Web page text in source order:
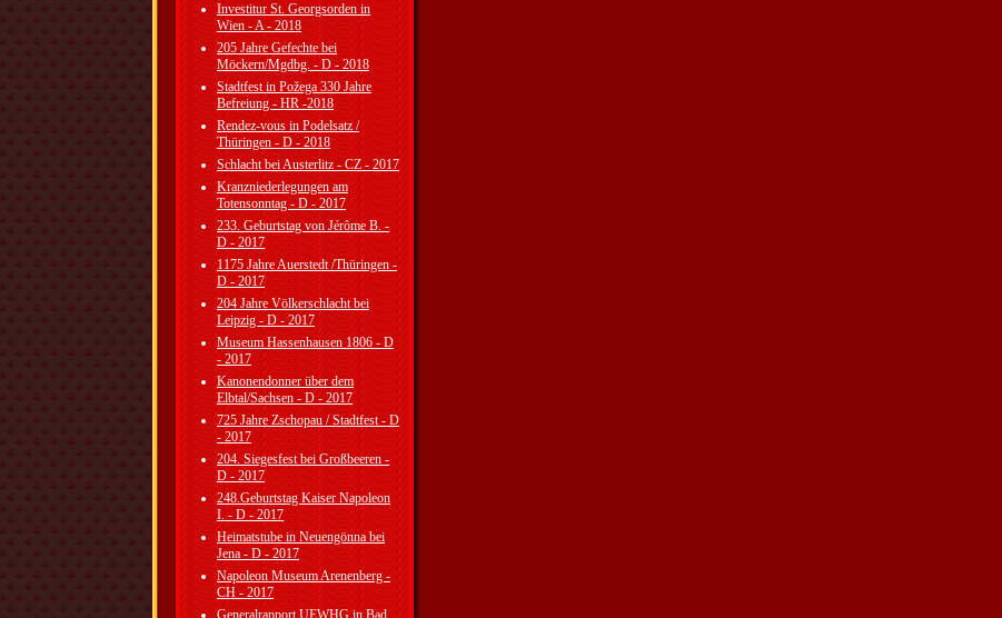
Investitur St. Georgsorden in
Wien - A - 2018
205 Jahre Gefechte bei
Möckern/Mgdbg. - D - 2018
Stadtfest in Požega 330 Jahre
Befreiung - HR -2018
Rendez-vous in Podelsatz /
Thüringen - D - 2018
Schlacht bei Austerlitz - CZ - 2017
Kranzniederlegungen am
Totensonntag - D - 2017
233. Geburtstag von Jérôme B. -
D - 2017
1175 Jahre Auerstedt /Thüringen -
D - 2017
204 Jahre Völkerschlacht bei
Leipzig - D - 2017
Museum Hassenhausen 1806 - D
- 2017
Kanonendonner über dem
Elbtal/Sachsen - D - 2017
725 Jahre Zschopau / Stadtfest - D
- 2017
204. Siegesfest bei Großbeeren -
D - 2017
248.Geburtstag Kaiser Napoleon
I. - D - 2017
Heimatstube in Neuengönna bei
Jena - D - 2017
Napoleon Museum Arenenberg -
CH - 2017
Generalrapport UEWHG in Bad